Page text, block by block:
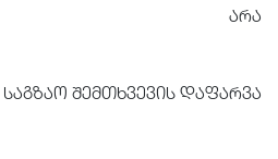
ᲐᲠᲐ
ᲡᲐᲒᲖᲐᲝ ᲨᲔᲛᲗᲮᲕᲔᲕᲘᲡ ᲓᲐᲤᲐᲠᲕᲐ